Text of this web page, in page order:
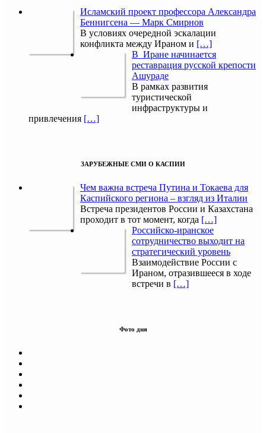
Исламский проект профессора Александра
Беннигсена — Марк Смирнов
В условиях очередной эскалации
конфликта между Ираном и […]
В Иране начинается
реставрация русской крепости
Ашураде
В рамках развития
туристической
инфраструктуры и
привлечения […]
ЗАРУБЕЖНЫЕ СМИ О КАСПИИ
Чем важна встреча Путина и Токаева для
Каспийского региона – взгляд из Италии
Встреча президентов России и Казахстана
проходит в тот момент, когда […]
Российско-иранское
сотрудничество выходит на
стратегический уровень
Взаимодействие России с
Ираном, отразившееся в ходе
встречи в […]
Фото дня